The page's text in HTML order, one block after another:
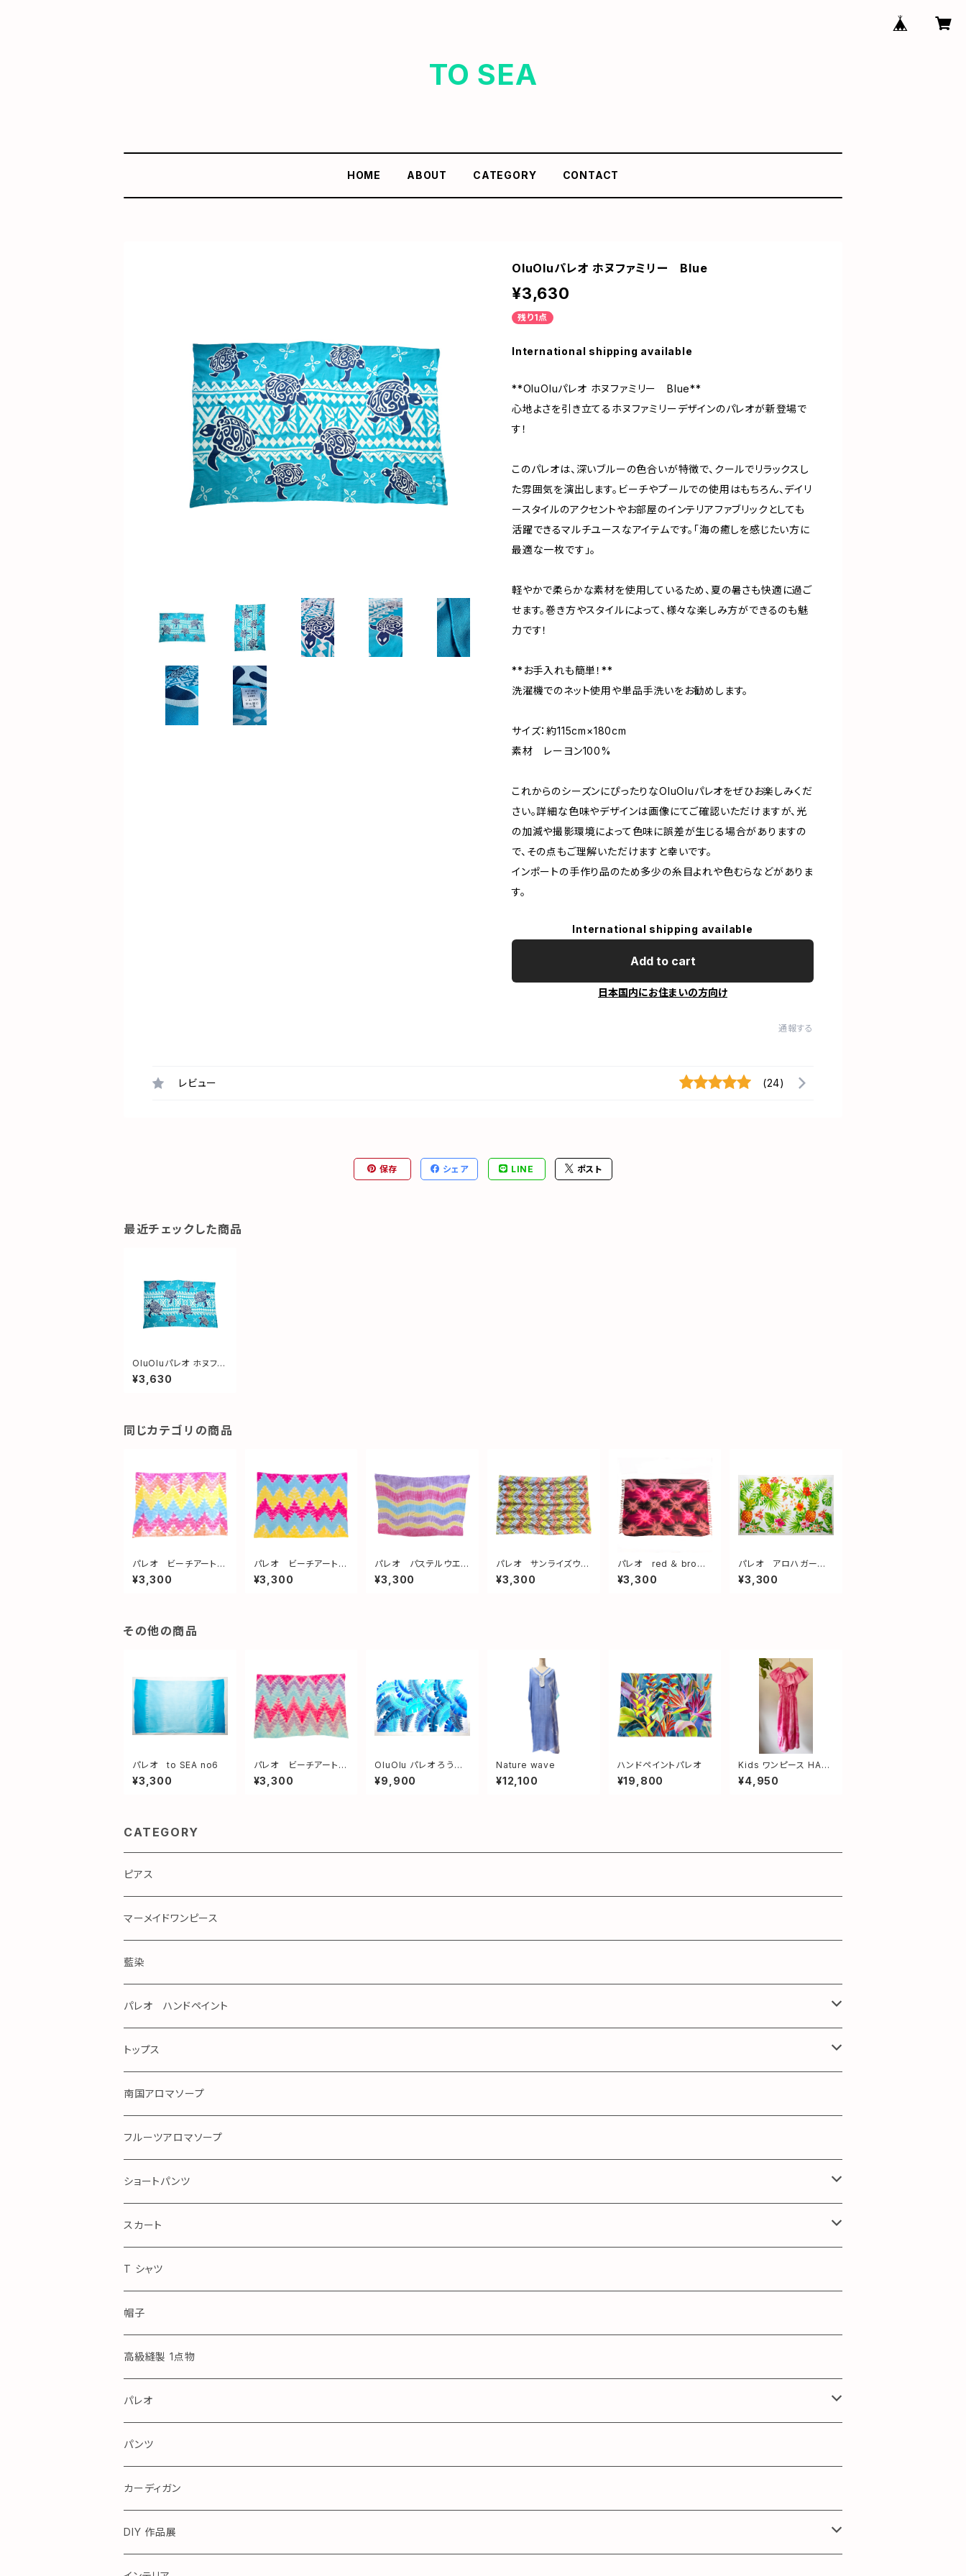
TO SEA
HOME ABOUT CATEGORY CONTACT
OluOluパレオ ホヌファミリー Blue
¥3,630
残り1点
International shipping available
**OluOluパレオ ホヌファミリー Blue**
心地よさを引き立てるホヌファミリーデザインのパレオが新登場で
す！
このパレオは、深いブルーの色合いが特徴で、クールでリラックスし
た雰囲気を演出します。ビーチやプールでの使用はもちろん、デイリ
ースタイルのアクセントやお部屋のインテリアファブリックとしても
活躍できるマルチユースなアイテムです。「海の癒しを感じたい方に
最適な一枚です」。
軽やかで柔らかな素材を使用しているため、夏の暑さも快適に過ご
せます。巻き方やスタイルによって、様々な楽しみ方ができるのも魅
力です！
**お手入れも簡単！**
洗濯機でのネット使用や単品手洗いをお勧めします。
サイズ：約115cm×180cm
素材 レーヨン100%
これからのシーズンにぴったりなOluOluパレオをぜひお楽しみくだ
さい。詳細な色味やデザインは画像にてご確認いただけますが、光
の加減や撮影環境によって色味に誤差が生じる場合がありますの
で、その点もご理解いただけますと幸いです。
インポートの手作り品のため多少の糸目よれや色むらなどがありま
す。
International shipping available
Add to cart
日本国内にお住まいの方向け
通報する
レビュー (24)
保存 シェア LINE ポスト
最近チェックした商品
OluOluパレオ ホヌファ
ミリー Blue
¥3,630
同じカテゴリの商品
パレオ ビーチアート
no3
¥3,300
パレオ ビーチアート
no2
¥3,300
パレオ パステルウエ
ーブ no1
¥3,300
パレオ サンライズウエ
ーブルーツ
¥3,300
パレオ red ＆ brown
フリンジ付き
¥3,300
パレオ アロハガーデ
ン
¥3,300
その他の商品
パレオ to SEA no6
¥3,300
パレオ ビーチアート
no1
¥3,300
OluOlu パレオ ろうけ
つ染め リーフ ライトブ
ルー＆ブルー＆ネイビー
¥9,900
Nature wave
¥12,100
ハンドペイントパレオ
¥19,800
Kids ワンピース HAN
A ピンク サイズS(11
0〜120)
¥4,950
CATEGORY
ピアス
マーメイドワンピース
藍染
パレオ ハンドペイント
手染め
トップス
ガーゼ
アロハ
南国アロマソープ
フルーツアロマソープ
ショートパンツ
Royal Blue
スカート
アロハ
T シャツ
帽子
高級縫製 1点物
パレオ
アロハ
パンツ
カーディガン
DIY 作品展